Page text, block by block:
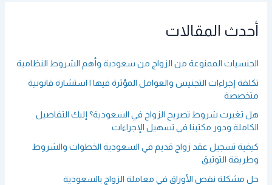
ع
ن
أحدث المقالات
الجنسيات الممنوعة من الزواج من سعودية وأهم الشروط النظامية
تكلفة إجراءات التجنيس والعوامل المؤثرة فيها | استشارة قانونية
متخصصة
هل تغيرت شروط تصريح الزواج في السعودية؟ إليك التفاصيل
الكاملة ودور مكتبنا في تسهيل الإجراءات
كيفية تسجيل عقد زواج قديم في السعودية الخطوات والشروط
وطريقة التوثيق
حل مشكلة نقص الأوراق في معاملة الزواج بالسعودية